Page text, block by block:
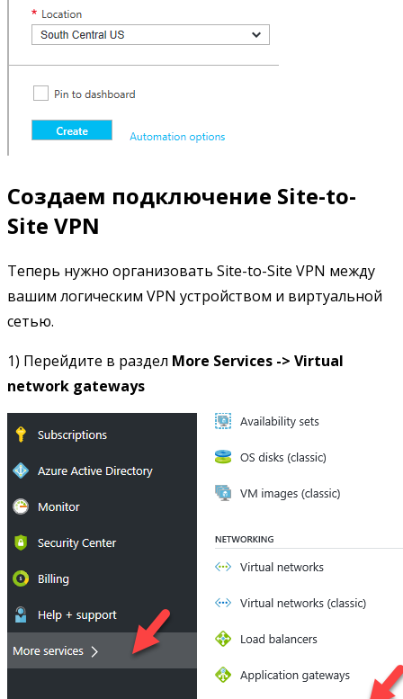
Создаем подключение Site-to-
Site VPN
Теперь нужно организовать Site-to-Site VPN между
вашим логическим VPN устройством и виртуальной
сетью.
1) Перейдите в раздел More Services -> Virtual
network gateways